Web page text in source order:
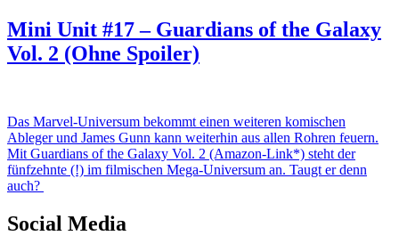
Mini Unit #17 – Guardians of the Galaxy
Vol. 2 (Ohne Spoiler)
Das Marvel-Universum bekommt einen weiteren komischen
Ableger und James Gunn kann weiterhin aus allen Rohren feuern.
Mit Guardians of the Galaxy Vol. 2 (Amazon-Link*) steht der
fünfzehnte (!) im filmischen Mega-Universum an. Taugt er denn
auch?
Social Media